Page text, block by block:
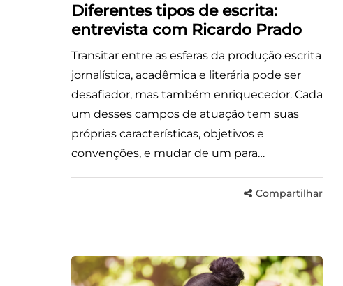
Diferentes tipos de escrita:
entrevista com Ricardo Prado
Transitar entre as esferas da produção escrita
jornalística, acadêmica e literária pode ser
desafiador, mas também enriquecedor. Cada
um desses campos de atuação tem suas
próprias características, objetivos e
convenções, e mudar de um para…
Compartilhar